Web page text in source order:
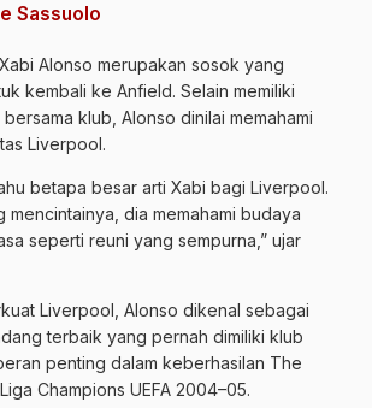
Sassuolo
Alonso merupakan sosok yang
kembali ke Anfield. Selain memiliki
klub, Alonso dinilai memahami
Liverpool.
betapa besar arti Xabi bagi Liverpool.
mencintainya, dia memahami budaya
seperti reuni yang sempurna,” ujar
Liverpool, Alonso dikenal sebagai
terbaik yang pernah dimiliki klub
penting dalam keberhasilan The
Champions UEFA 2004–05.